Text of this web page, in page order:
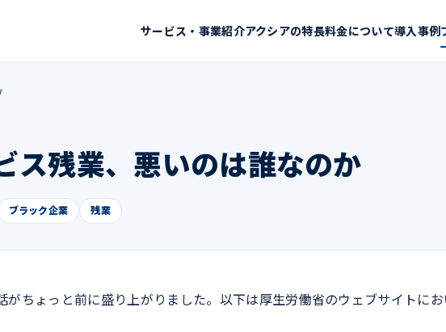
サービス・事業紹介アクシアの特長料金について導入事例
ス残業、悪いのは誰なのか
ブラック企業 残業
がちょっと前に盛り上がりました。以下は厚生労働省のウェブサイトにお